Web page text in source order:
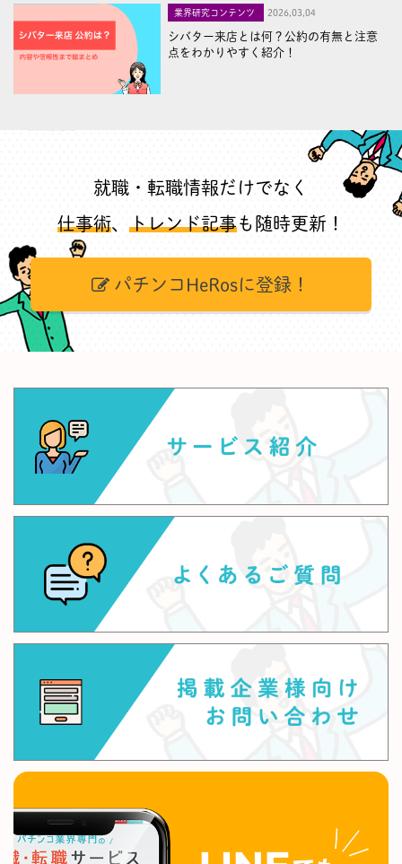
業界研究コンテンツ 2026,03,04
シバター来店とは何？公約の有無と注意
点をわかりやすく紹介！
就職・転職情報だけでなく
仕事術、 トレンド記事も随時更新！
パチンコHeRosに登録！